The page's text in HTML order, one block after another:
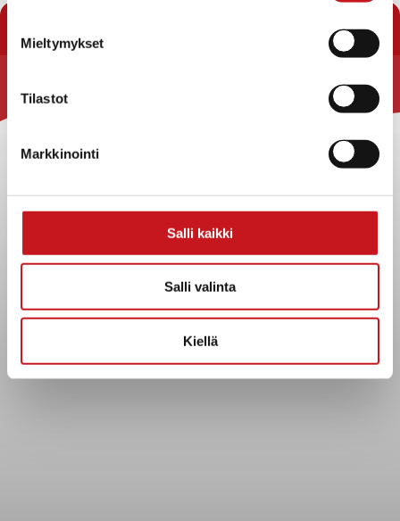
Mieltymykset
Tilastot
Markkinointi
Salli kaikki
Salli valinta
Kiellä
Rautalammin kunta
Kuntainfo
Asiakirjajulkisuuskuvaus
Evästeet
Tietosuoja
Tietopyyntö